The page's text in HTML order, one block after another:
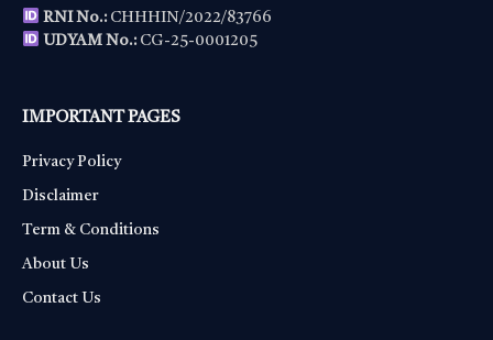
RNI No.:CHHHIN/2022/83766
UDYAM No.:CG-25-0001205
IMPORTANT PAGES
Privacy Policy
Disclaimer
Term & Conditions
About Us
Contact Us